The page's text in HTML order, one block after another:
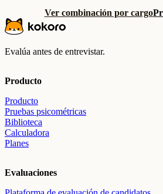
Ver combinación por cargo
Evalúa antes de entrevistar.
Producto
Producto
Pruebas psicométricas
Biblioteca
Calculadora
Planes
Evaluaciones